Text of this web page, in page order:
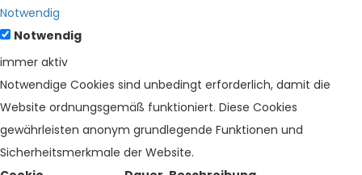
Notwendig
Notwendig
immer aktiv
Notwendige Cookies sind unbedingt erforderlich, damit die
Website ordnungsgemäß funktioniert. Diese Cookies
gewährleisten anonym grundlegende Funktionen und
Sicherheitsmerkmale der Website.